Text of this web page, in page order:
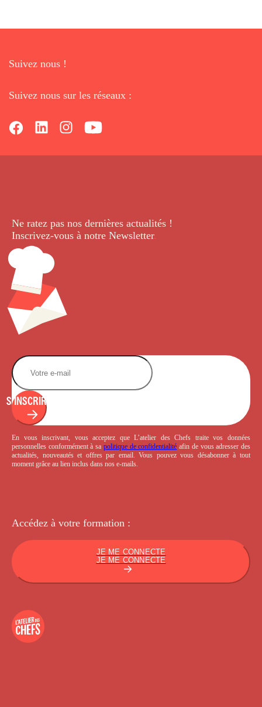
Suivez nous !
Suivez nous sur les réseaux :
Ne ratez pas nos dernières actualités !
Inscrivez-vous à notre Newsletter.
S'INSCRIRE
En vous inscrivant, vous acceptez que L’atelier des Chefs traite vos données
personnelles conformément à sa politique de confidentialité afin de vous adresser des
actualités, nouveautés et offres par email. Vous pouvez vous désabonner à tout
moment grâce au lien inclus dans nos e-mails.
Accédez à votre formation :
JE ME CONNECTE
JE ME CONNECTE